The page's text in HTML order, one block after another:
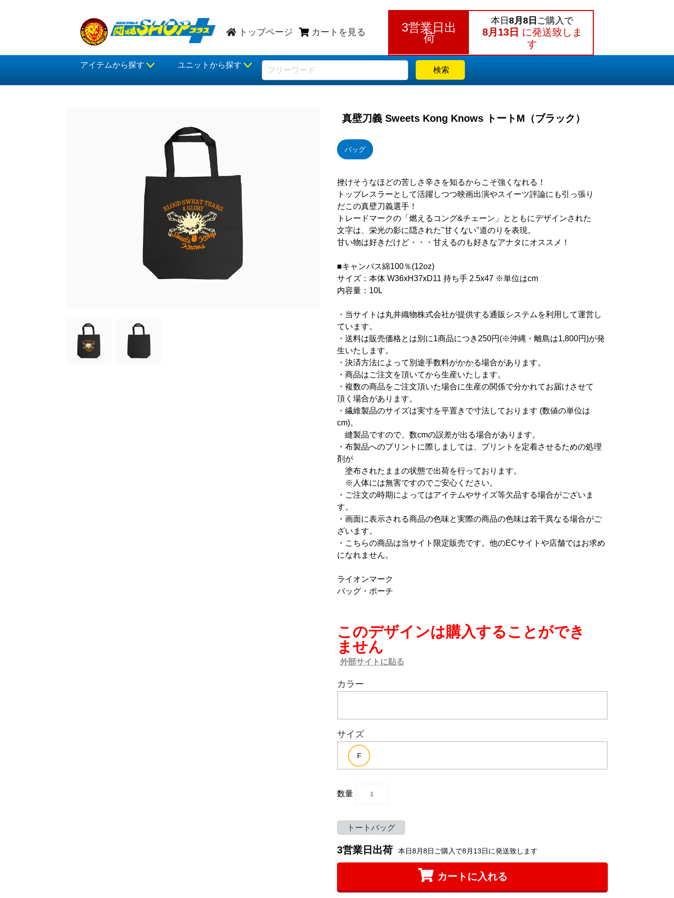
トップページ カートを見る 3営業日出
荷
本日8月8日 ご購入で
8月13日 に発送致しま
す
アイテムから探す ユニットから探す
検索
真壁刀義 Sweets Kong Knows トートM（ブラック）
バッグ
挫けそうなほどの苦しさ辛さを知るからこそ強くなれる！
トップレスラーとして活躍しつつ映画出演やスイーツ評論にも引っ張り
だこの真壁刀義選手！
トレードマークの「燃えるコング&チェーン」とともにデザインされた
文字は、栄光の影に隠された"甘くない"道のりを表現。
甘い物は好きだけど・・・甘えるのも好きなアナタにオススメ！
■キャンバス綿100％(12oz)
サイズ：本体 W36xH37xD11 持ち手 2.5x47 ※単位はcm
内容量：10L
・当サイトは丸井織物株式会社が提供する通販システムを利用して運営し
ています。
・送料は販売価格とは別に1商品につき250円(※沖縄・離島は1,800円)が発
生いたします。
・決済方法によって別途手数料がかかる場合があります。
・商品はご注文を頂いてから生産いたします。
・複数の商品をご注文頂いた場合に生産の関係で分かれてお届けさせて
頂く場合があります。
・繊維製品のサイズは実寸を平置きで寸法しております (数値の単位は
cm)。
縫製品ですので、数cmの誤差が出る場合があります。
・布製品へのプリントに際しましては、プリントを定着させるための処理
剤が
塗布されたままの状態で出荷を行っております。
※人体には無害ですのでご安心ください。
・ご注文の時期によってはアイテムやサイズ等欠品する場合がございま
す。
・画面に表示される商品の色味と実際の商品の色味は若干異なる場合がご
ざいます。
・こちらの商品は当サイト限定販売です。他のECサイトや店舗ではお求め
になれません。
ライオンマーク
バッグ・ポーチ
このデザインは購入することができ
ません
外部サイトに貼る
カラー
サイズ
数量
トートバッグ
3営業日出荷 本日8月8日ご購入で8月13日に発送致します
カートに入れる